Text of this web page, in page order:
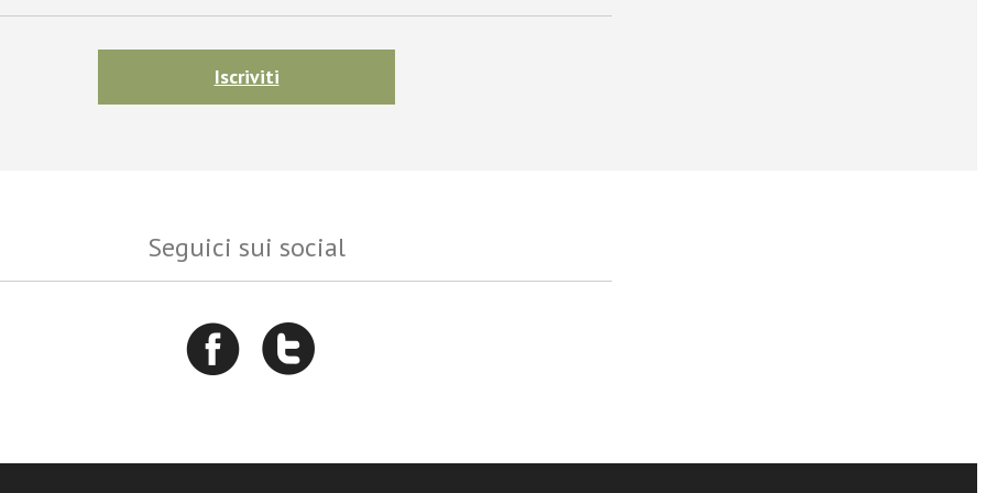
Iscriviti
Seguici sui social